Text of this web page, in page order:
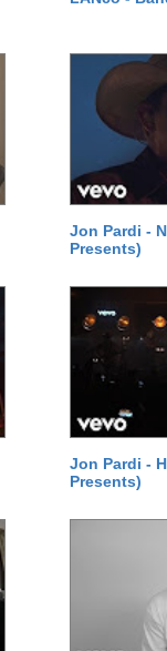
Jon Pardi -
Presents)
Jon Pardi -
Presents)